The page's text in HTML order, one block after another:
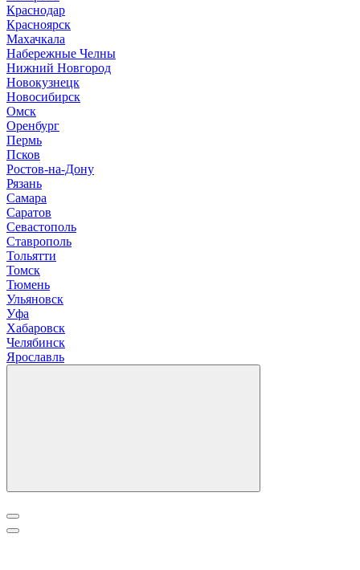
Краснодар
Красноярск
Махачкала
Набережные Челны
Нижний Новгород
Новокузнецк
Новосибирск
Омск
Оренбург
Пермь
Псков
Ростов-на-Дону
Рязань
Самара
Саратов
Севастополь
Ставрополь
Тольятти
Томск
Тюмень
Ульяновск
Уфа
Хабаровск
Челябинск
Ярославль